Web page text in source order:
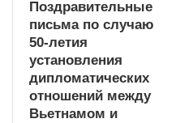
Поздравительные
письма по случаю
50-летия
установления
дипломатических
отношений между
Вьетнамом и